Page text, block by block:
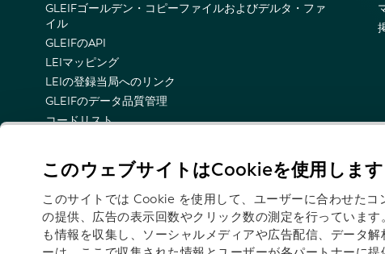
このウェブサイトはCookieを使用します
このサイトでは Cookie を使用して、ユーザーに合わせた
の提供、広告の表示回数やクリック数の測定を行っていま
も情報を収集し、ソーシャルメディアや広告配信、データ
GLEIFゴールデン・コピーファイルおよびデルタ・ファ
イル
GLEIFのAPI
LEIマッピング
LEIの登録当局へのリンク
GLEIFのデータ品質管理
コードリスト
LEIのセマンティック表示
技術的な最新情報の電子メール通知